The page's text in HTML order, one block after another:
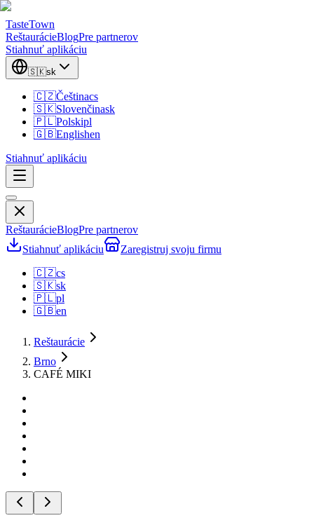
TasteTown
ReštaurácieBlogPre partnerov
Stiahnuť aplikáciu
🇸🇰sk
🇨🇿Češtinacs
🇸🇰Slovenčinask
🇵🇱Polskipl
🇬🇧Englishen
Stiahnuť aplikáciu
ReštaurácieBlogPre partnerov
Stiahnuť aplikáciu
Zaregistruj svoju firmu
🇨🇿cs
🇸🇰sk
🇵🇱pl
🇬🇧en
Reštaurácie
Brno
CAFÉ MIKI